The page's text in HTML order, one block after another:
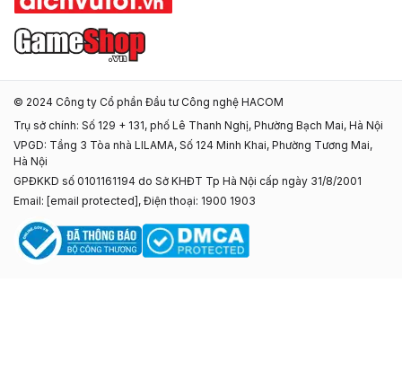
© 2024 Công ty Cổ phần Đầu tư Công nghệ HACOM
Trụ sở chính: Số 129 + 131, phố Lê Thanh Nghị, Phường Bạch Mai, Hà Nội
VPGD: Tầng 3 Tòa nhà LILAMA, Số 124 Minh Khai, Phường Tương Mai,
Hà Nội
GPĐKKD số 0101161194 do Sở KHĐT Tp Hà Nội cấp ngày 31/8/2001
Email: [email protected] , Điện thoại: 1900 1903